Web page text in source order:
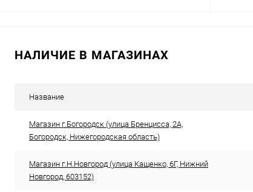
НАЛИЧИЕ В МАГАЗИНАХ
Название
Магазин г.Богородск (улица Бренцисса, 2А,
Богородск, Нижегородская область)
Магазин г.Н.Новгород (улица Кащенко, 6Г, Нижний
Новгород, 603152)